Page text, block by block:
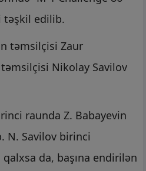
təşkil edilib.
təmsilçisi Zaur
Nikolay Savilov
raunda Z. Babayevin
N. Savilov birinci
da, başına endirilən